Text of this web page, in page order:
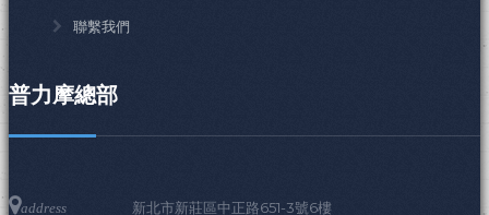
聯繫我們
普力摩總部
address 新北市新莊區中正路651-3號6樓